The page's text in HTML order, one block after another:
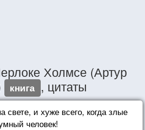
Холмсе (Артур
книга , цитаты
свете, и хуже всего, когда злые
человек!